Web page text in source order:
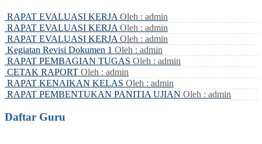
RAPAT EVALUASI KERJA Oleh : admin
RAPAT EVALUASI KERJA Oleh : admin
RAPAT EVALUASI KERJA Oleh : admin
Kegiatan Revisi Dokumen 1 Oleh : admin
RAPAT PEMBAGIAN TUGAS Oleh : admin
CETAK RAPORT Oleh : admin
RAPAT KENAIKAN KELAS Oleh : admin
RAPAT PEMBENTUKAN PANITIA UJIAN Oleh : admin
Daftar Guru